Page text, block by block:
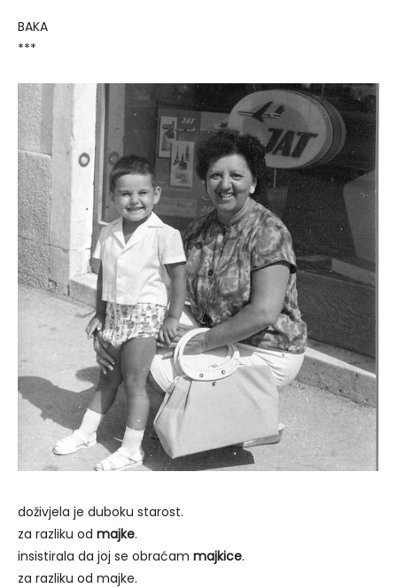
BAKA
***
doživjela je duboku starost.
za razliku od majke.
insistirala da joj se obraćam majkice.
za razliku od majke.